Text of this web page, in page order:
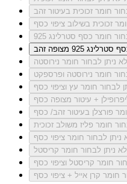
חומר זכוכית בעיטור זהב
זכוכית בשילוב ציפוי כסף
חומר כסף סטרלינג 925
925 מצופה זהב
לא ניתן לבחור חומר נירוסטה
חומר נירוסטה ופרספקט
לבחור חומר עץ וציפוי כסף
+ עיטור מצופה כסף
פורצלן בעיטור זהב/ כסף
חומר פליז משולב זכוכית
ניתן לבחור חומר ציפוי כסף
לא ניתן לבחור חומר קריסטל
חומר קריסטל וציפוי כסף
חומר קרן אייל + ציפוי כסף